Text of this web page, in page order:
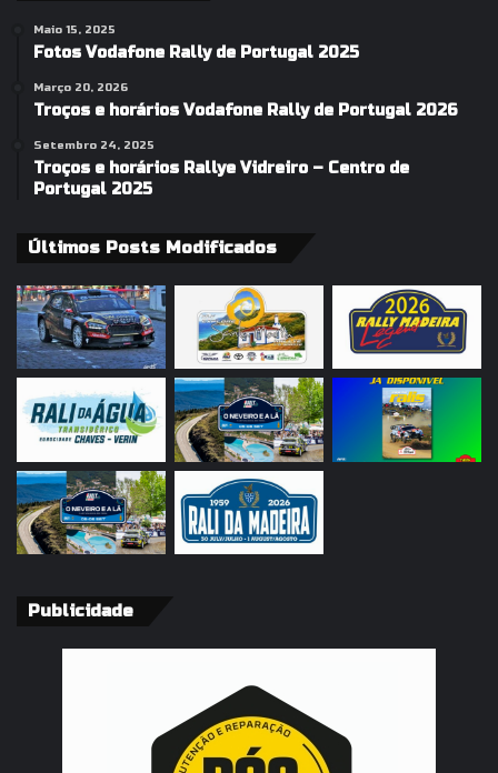
Maio 15, 2025
Fotos Vodafone Rally de Portugal 2025
Março 20, 2026
Troços e horários Vodafone Rally de Portugal 2026
Setembro 24, 2025
Troços e horários Rallye Vidreiro – Centro de
Portugal 2025
Últimos Posts Modificados
Publicidade